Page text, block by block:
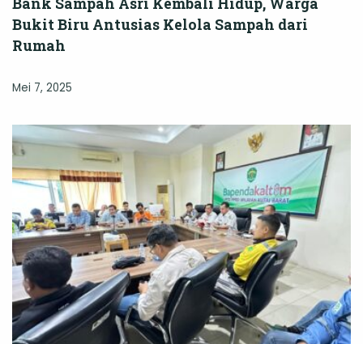
Bukit Biru Antusias Kelola Sampah dari
Rumah
Mei 7, 2025